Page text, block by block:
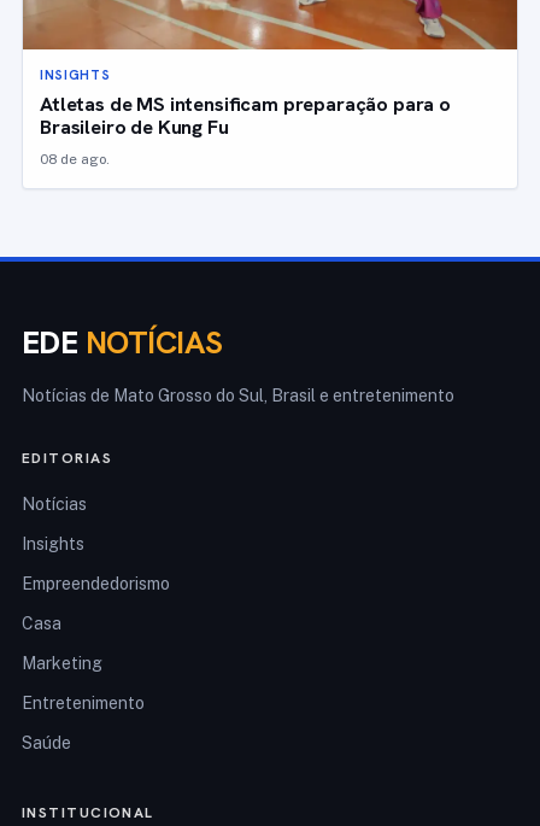
INSIGHTS
Atletas de MS intensificam preparação para o
Brasileiro de Kung Fu
08 de ago.
EDE NOTÍCIAS
Notícias de Mato Grosso do Sul, Brasil e entretenimento
EDITORIAS
Notícias
Insights
Empreendedorismo
Casa
Marketing
Entretenimento
Saúde
INSTITUCIONAL